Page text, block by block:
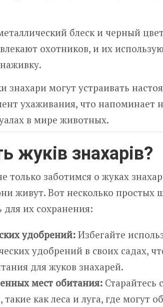
блеск и черный
охотников, и их
знахари могут устраивать
ухаживания, что напоминает
в мире животных.
жуків знахарів?
только заботимся о жуках
живут. Вот несколько простых
их сохранения:
удобрений: Избегайте
удобрений в своих садах,
для жуков знахарей.
мест обитания: Старайтесь
как леса и луга, где могут